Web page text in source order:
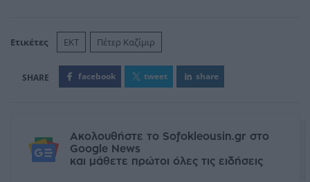
Ετικέτες EKT Πέτερ Καζίμιρ
facebook tweet share
Ακολουθήστε το Sofokleousin.gr στο
Google News
και μάθετε πρώτοι όλες τις ειδήσεις